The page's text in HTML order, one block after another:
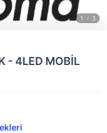
- 4LED MOBİL